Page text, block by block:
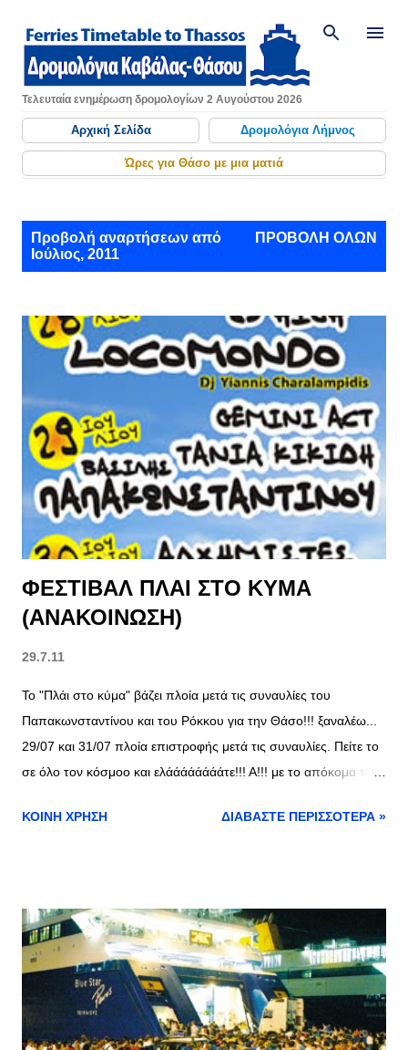
Μετάβαση στο κύριο περιεχόμενο
Τελευταία ενημέρωση δρομολογίων 2 Αυγούστου 2026
Αρχική Σελίδα Δρομολόγια Λήμνος
Ώρες για Θάσο με μια ματιά
Προβολή αναρτήσεων από
Ιούλιος, 2011
ΠΡΟΒΟΛΉ ΌΛΩΝ
ΦΕΣΤΙΒΑΛ ΠΛΑΙ ΣΤΟ ΚΥΜΑ
(ΑΝΑΚΟΙΝΩΣΗ)
29.7.11
Το "Πλάι στο κύμα" βάζει πλοία μετά τις συναυλίες του
Παπακωνσταντίνου και του Ρόκκου για την Θάσο!!! ξαναλέω...
29/07 και 31/07 πλοία επιστροφής μετά τις συναυλίες. Πείτε το
σε όλο τον κόσμοο και ελάάάάάάάάτε!!! Α!!! με το απόκομα του
ΚΟΙΝΉ ΧΡΉΣΗ
ΔΙΑΒΆΣΤΕ ΠΕΡΙΣΣΌΤΕΡΑ »